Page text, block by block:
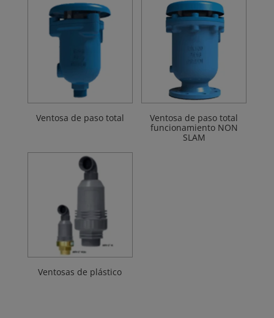
Ventosa de paso total
Ventosa de paso total
funcionamiento NON
SLAM
Ventosas de plástico